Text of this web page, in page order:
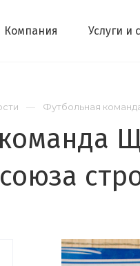
Компания Услуги и
Футбольная